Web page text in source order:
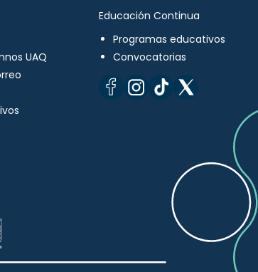
UAQ
Educación Continua
Programas educativos
Convocatorias